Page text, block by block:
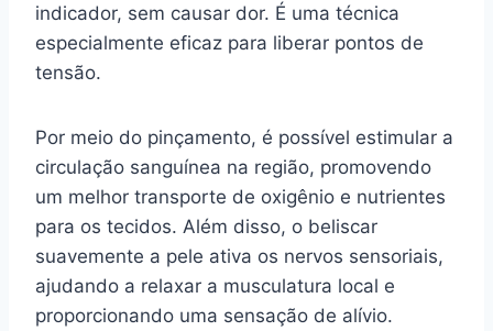
indicador, sem causar dor. É uma técnica
especialmente eficaz para liberar pontos de
tensão.
Por meio do pinçamento, é possível estimular a
circulação sanguínea na região, promovendo
um melhor transporte de oxigênio e nutrientes
para os tecidos. Além disso, o beliscar
suavemente a pele ativa os nervos sensoriais,
ajudando a relaxar a musculatura local e
proporcionando uma sensação de alívio.